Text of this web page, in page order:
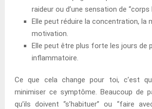
raideur ou d’une sensation de “corps
Elle peut réduire la concentration, la
motivation.
Elle peut être plus forte les jours de
inflammatoire.
Ce que cela change pour toi, c’est
minimiser ce symptôme. Beaucoup de
qu’ils doivent “s’habituer” ou “faire